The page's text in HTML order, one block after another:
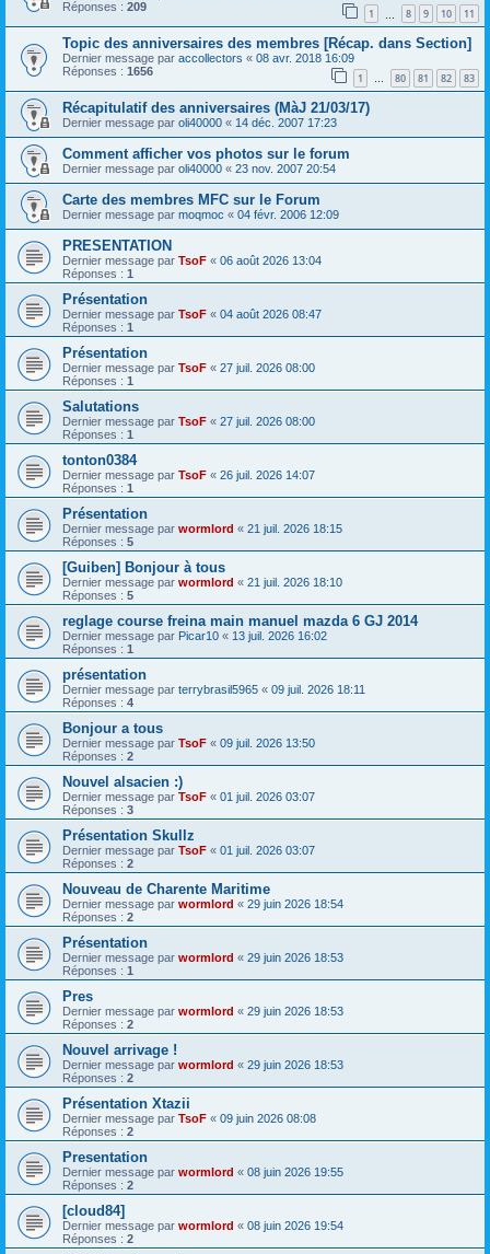
Réponses : 209 1 8 9 10 11
Topic des anniversaires des membres [Récap. dans Section]
Dernier message par accollectors « 08 avr. 2018 16:09
Réponses : 1656 1 … 80 81 82 83
Récapitulatif des anniversaires (MàJ 21/03/17)
Dernier message par oli40000 « 14 déc. 2007 17:23
Comment afficher vos photos sur le forum
Dernier message par oli40000 « 23 nov. 2007 20:54
Carte des membres MFC sur le Forum
Dernier message par moqmoc « 04 févr. 2006 12:09
PRESENTATION
Dernier message par TsoF « 06 août 2026 13:04
Réponses : 1
Présentation
Dernier message par TsoF « 04 août 2026 08:47
Réponses : 1
Présentation
Dernier message par TsoF « 27 juil. 2026 08:00
Réponses : 1
Salutations
Dernier message par TsoF « 27 juil. 2026 08:00
Réponses : 1
tonton0384
Dernier message par TsoF « 26 juil. 2026 14:07
Réponses : 1
Présentation
Dernier message par wormlord « 21 juil. 2026 18:15
Réponses : 5
[Guiben] Bonjour à tous
Dernier message par wormlord « 21 juil. 2026 18:10
Réponses : 5
reglage course freina main manuel mazda 6 GJ 2014
Dernier message par Picar10 « 13 juil. 2026 16:02
Réponses : 1
présentation
Dernier message par terrybrasil5965 « 09 juil. 2026 18:11
Réponses : 4
Bonjour a tous
Dernier message par TsoF « 09 juil. 2026 13:50
Réponses : 2
Nouvel alsacien :)
Dernier message par TsoF « 01 juil. 2026 03:07
Réponses : 3
Présentation Skullz
Dernier message par TsoF « 01 juil. 2026 03:07
Réponses : 2
Nouveau de Charente Maritime
Dernier message par wormlord « 29 juin 2026 18:54
Réponses : 2
Présentation
Dernier message par wormlord « 29 juin 2026 18:53
Réponses : 1
Pres
Dernier message par wormlord « 29 juin 2026 18:53
Réponses : 2
Nouvel arrivage !
Dernier message par wormlord « 29 juin 2026 18:53
Réponses : 2
Présentation Xtazii
Dernier message par TsoF « 09 juin 2026 08:08
Réponses : 2
Presentation
Dernier message par wormlord « 08 juin 2026 19:55
Réponses : 2
[cloud84]
Dernier message par wormlord « 08 juin 2026 19:54
Réponses : 2